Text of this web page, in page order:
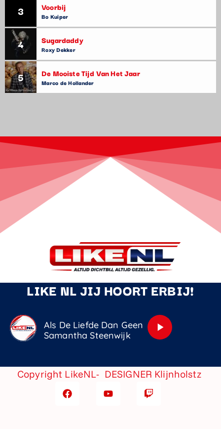
3 Voorbij
Bo Kuiper
4 Sugardaddy
Roxy Dekker
5 De Mooiste Tijd Van Het Jaar
Marco de Hollander
LIKE NL JIJ HOORT ERBIJ!
Als De Liefde Dan Geen Zin Meer Heeft
Samantha Steenwijk
play_arrow
Copyright LikeNL- DESIGNER Klijnholstz